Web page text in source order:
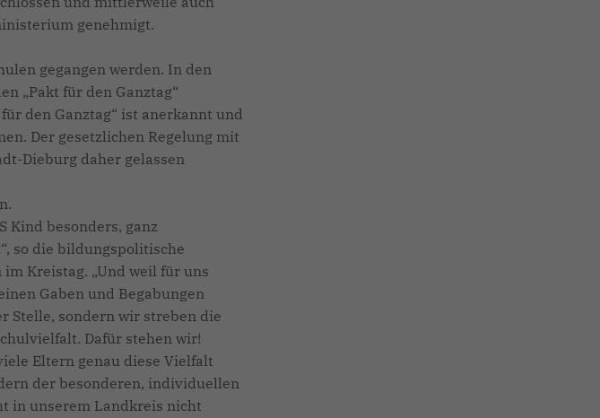
genehmigt.
gegangen werden. In den
„Pakt für den Ganztag“
den Ganztag“ ist anerkannt und
Der gesetzlichen Regelung mit
Dieburg daher gelassen
Kind besonders, ganz
so die bildungspolitische
Kreistag. „Und weil für uns
Gaben und Begabungen
Stelle, sondern wir streben die
Dafür stehen wir!
Eltern genau diese Vielfalt
der besonderen, individuellen
in unserem Landkreis nicht